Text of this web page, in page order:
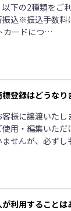
下の2種類をご
振込※振込手数料
カードにつ…
登録はどうなり
様に譲渡いた
用・編集いただ
ませんが、必ず
利用することは